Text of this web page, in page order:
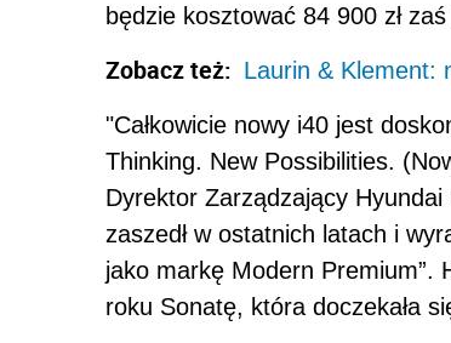
będzie kosztować 84 900 zł
Zobacz też: Laurin & Klement:
"Całkowicie nowy i40 jest
Thinking. New Possibilities.
Dyrektor Zarządzający
zaszedł w ostatnich latach i
jako markę Modern Premium”.
roku Sonatę, która doczekała